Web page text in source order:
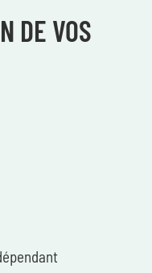
DE VOS